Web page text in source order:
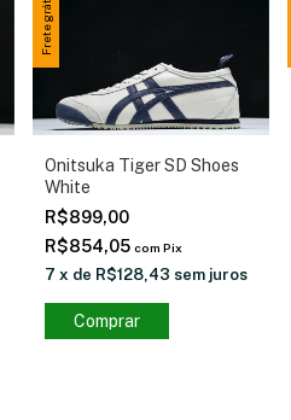
Frete grátis
Onitsuka Tiger SD Shoes
White
R$899,00
R$854,05 com Pix
7 x de R$128,43 sem juros
Comprar